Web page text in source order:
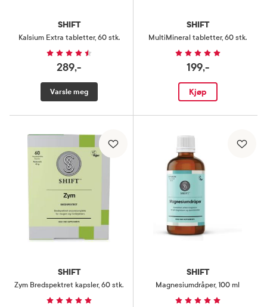
SHIFT
Kalsium Extra tabletter, 60 stk.
289,-
Varsle meg
SHIFT
MultiMineral tabletter, 60 stk.
199,-
Kjøp
SHIFT
Zym Bredspektret kapsler, 60 stk.
SHIFT
Magnesiumdråper, 100 ml